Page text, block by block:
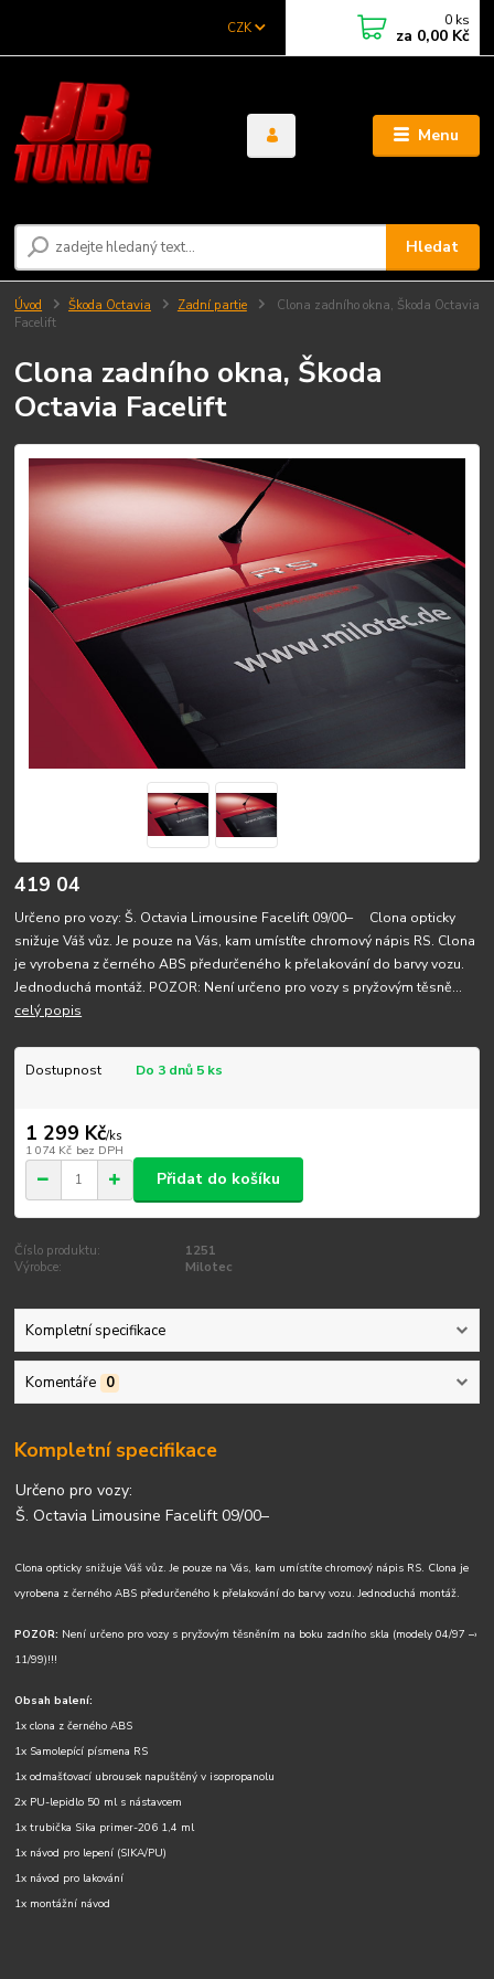
Menu
CZK
Hledat
0 ks
za 0,00 Kč
Úvod Škoda Octavia Zadní partie
Clona zadního okna, Škoda Octavia
Facelift
Clona zadního okna, Škoda
Octavia Facelift
419 04
Určeno pro vozy: Š. Octavia Limousine Facelift 09/00– Clona opticky
snižuje Váš vůz. Je pouze na Vás, kam umístíte chromový nápis RS. Clona
je vyrobena z černého ABS předurčeného k přelakování do barvy vozu.
Jednoduchá montáž. POZOR: Není určeno pro vozy s pryžovým těsně...
celý popis
Dostupnost Do 3 dnů 5 ks
1 299 Kč/ks
1 074 Kč bez DPH
Přidat do košíku
Číslo produktu:
1251
Výrobce:
Milotec
Kompletní specifikace
Komentáře 0
Kompletní specifikace
Určeno pro vozy:
Š. Octavia Limousine Facelift 09/00–
Clona opticky snižuje Váš vůz. Je pouze na Vás, kam umístíte chromový nápis RS. Clona je
vyrobena z černého ABS předurčeného k přelakování do barvy vozu. Jednoduchá montáž.
POZOR: Není určeno pro vozy s pryžovým těsněním na boku zadního skla (modely 04/97 –›
11/99)!!!
Obsah balení:
1x clona z černého ABS
1x Samolepící písmena RS
1x odmašťovací ubrousek napuštěný v isopropanolu
2x PU-lepidlo 50 ml s nástavcem
1x trubička Sika primer-206 1,4 ml
1x návod pro lepení (SIKA/PU)
1x návod pro lakování
1x montážní návod